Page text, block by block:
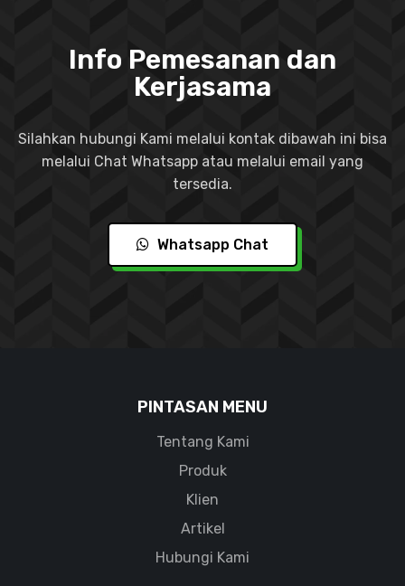
Info Pemesanan dan
Kerjasama
Silahkan hubungi Kami melalui kontak dibawah ini bisa
melalui Chat Whatsapp atau melalui email yang
tersedia.
Whatsapp Chat
PINTASAN MENU
Tentang Kami
Produk
Klien
Artikel
Hubungi Kami